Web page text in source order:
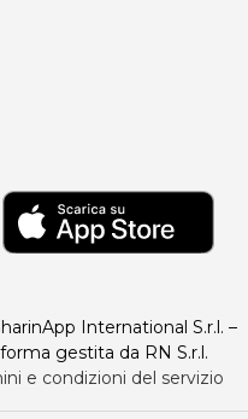
International S.r.l. –
gestita da RN S.r.l.
e condizioni del servizio